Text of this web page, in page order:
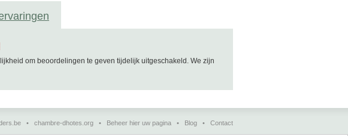
om beoordelingen te geven tijdelijk uitgeschakeld. We zijn
• chambre-dhotes.org • Beheer hier uw pagina • Blog • Contact